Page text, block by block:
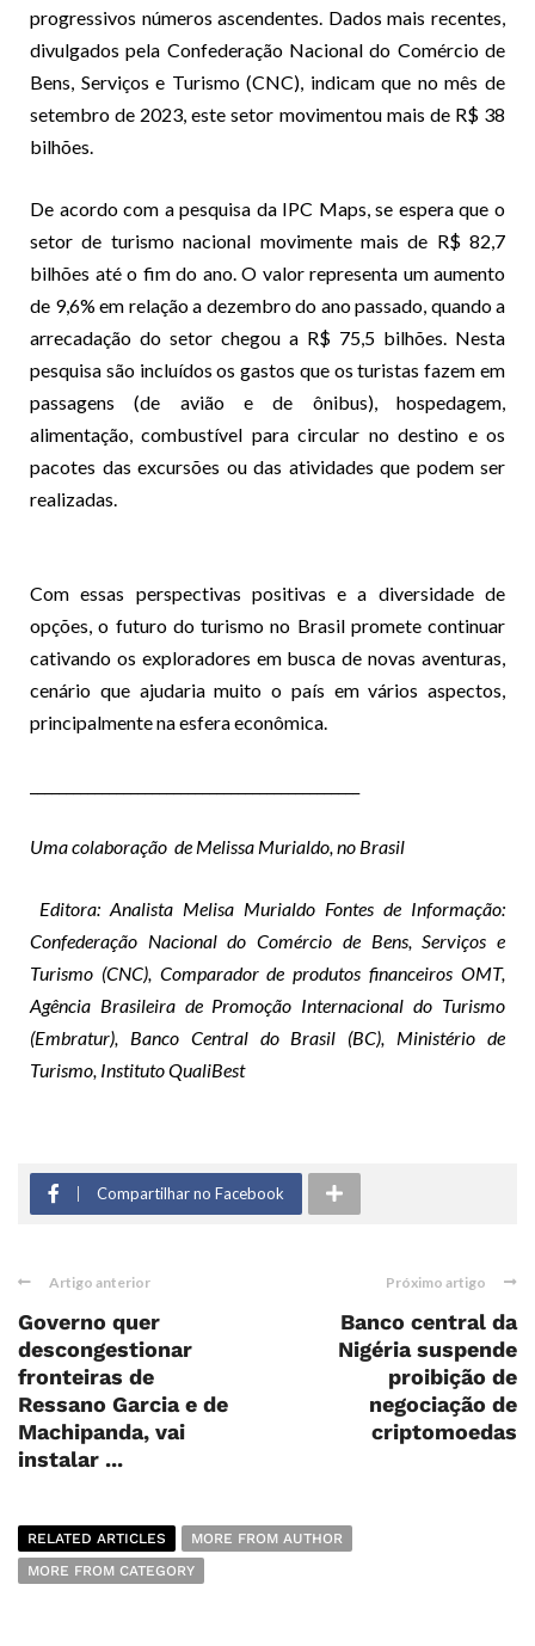
progressivos números ascendentes. Dados mais recentes,
divulgados pela Confederação Nacional do Comércio de
Bens, Serviços e Turismo (CNC), indicam que no mês de
setembro de 2023, este setor movimentou mais de R$ 38
bilhões.
De acordo com a pesquisa da IPC Maps, se espera que o
setor de turismo nacional movimente mais de R$ 82,7
bilhões até o fim do ano. O valor representa um aumento
de 9,6% em relação a dezembro do ano passado, quando a
arrecadação do setor chegou a R$ 75,5 bilhões. Nesta
pesquisa são incluídos os gastos que os turistas fazem em
passagens (de avião e de ônibus), hospedagem,
alimentação, combustível para circular no destino e os
pacotes das excursões ou das atividades que podem ser
realizadas.
Com essas perspectivas positivas e a diversidade de
opções, o futuro do turismo no Brasil promete continuar
cativando os exploradores em busca de novas aventuras,
cenário que ajudaria muito o país em vários aspectos,
principalmente na esfera econômica.
Uma colaboração de Melissa Murialdo, no Brasil
Editora: Analista Melisa Murialdo Fontes de Informação:
Confederação Nacional do Comércio de Bens, Serviços e
Turismo (CNC), Comparador de produtos financeiros OMT,
Agência Brasileira de Promoção Internacional do Turismo
(Embratur), Banco Central do Brasil (BC), Ministério de
Turismo, Instituto QualiBest
Compartilhar no Facebook
Artigo anterior
Governo quer
descongestionar
fronteiras de
Ressano Garcia e de
Machipanda, vai
instalar ...
Próximo artigo
Banco central da
Nigéria suspende
proibição de
negociação de
criptomoedas
RELATED ARTICLES
MORE FROM AUTHOR
MORE FROM CATEGORY